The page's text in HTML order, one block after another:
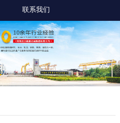
联系我们